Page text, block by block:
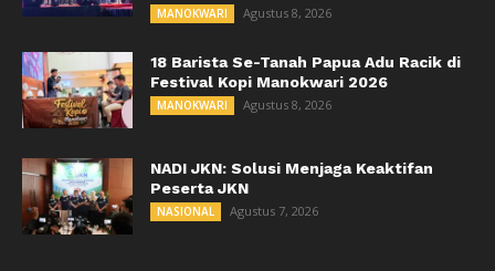
MANOKWARI Agustus 8, 2026
18 Barista Se-Tanah Papua Adu Racik di
Festival Kopi Manokwari 2026
MANOKWARI Agustus 8, 2026
NADI JKN: Solusi Menjaga Keaktifan
Peserta JKN
NASIONAL Agustus 7, 2026